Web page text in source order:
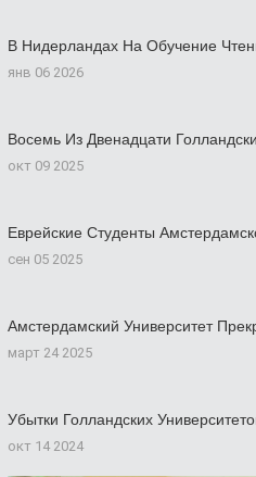
В Нидерландах На Обучение
янв 06 2026
Восемь Из Двенадцати
окт 09 2025
Еврейские Студенты
сен 05 2025
Амстердамский Университет
март 24 2025
Убытки Голландских
окт 14 2024